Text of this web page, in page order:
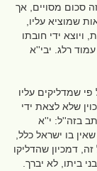
סכום מסויים, אך
שמוציא עליו,
ידי חובתו
רלג. יבי''א
שמדליקים עליו
שלא לצאת ידי
בזה''ל: י''א
בו ישראל כלל,
דמכיון שהדליקו
ביתו, לא יברך.